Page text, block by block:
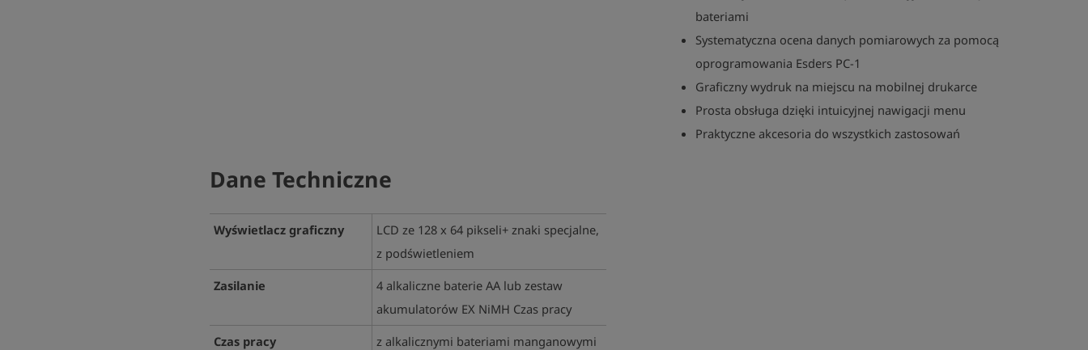
bateriami
Systematyczna ocena danych pomiarowych za pomocą
oprogramowania Esders PC-1
Graficzny wydruk na miejscu na mobilnej drukarce
Prosta obsługa dzięki intuicyjnej nawigacji menu
Praktyczne akcesoria do wszystkich zastosowań
Dane Techniczne
Wyświetlacz graficzny
LCD ze 128 x 64 pikseli+ znaki specjalne,
z podświetleniem
Zasilanie
4 alkaliczne baterie AA lub zestaw
akumulatorów EX NiMH Czas pracy
Czas pracy
z alkalicznymi bateriami manganowymi